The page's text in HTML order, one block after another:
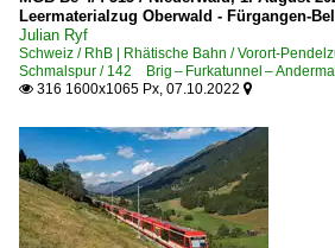
Leermaterialzug Oberwald - Fürgangen-
Julian Ryf
Schweiz / RhB | Rhätische Bahn / Vorort-
Schmalspur / 142 Brig – Furkatunnel –
 316 1600x1065 Px, 07.10.2022 